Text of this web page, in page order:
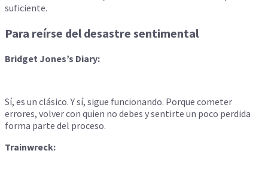
suficiente.
Para reírse del desastre sentimental
Bridget Jones’s Diary:
Sí, es un clásico. Y sí, sigue funcionando. Porque cometer
errores, volver con quien no debes y sentirte un poco perdida
forma parte del proceso.
Trainwreck: